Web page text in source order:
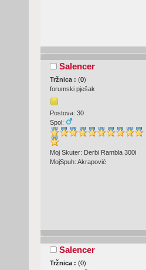
Salencer
Tržnica : (0)
forumski pješak
Postova: 30
Spol:
Moj Skuter: Derbi Rambla 300i
MojSpuh: Akrapović
Salencer
Tržnica : (0)